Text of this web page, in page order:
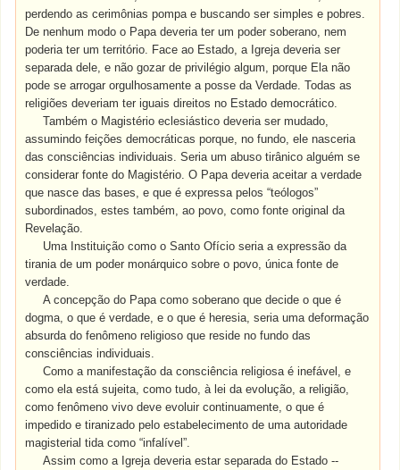
perdendo as cerimônias pompa e buscando ser simples e pobres.
De nenhum modo o Papa deveria ter um poder soberano, nem
poderia ter um território. Face ao Estado, a Igreja deveria ser
separada dele, e não gozar de privilégio algum, porque Ela não
pode se arrogar orgulhosamente a posse da Verdade. Todas as
religiões deveriam ter iguais direitos no Estado democrático.
Também o Magistério eclesiástico deveria ser mudado,
assumindo feições democráticas porque, no fundo, ele nasceria
das consciências individuais. Seria um abuso tirânico alguém se
considerar fonte do Magistério. O Papa deveria aceitar a verdade
que nasce das bases, e que é expressa pelos “teólogos”
subordinados, estes também, ao povo, como fonte original da
Revelação.
Uma Instituição como o Santo Ofício seria a expressão da
tirania de um poder monárquico sobre o povo, única fonte de
verdade.
A concepção do Papa como soberano que decide o que é
dogma, o que é verdade, e o que é heresia, seria uma deformação
absurda do fenômeno religioso que reside no fundo das
consciências individuais.
Como a manifestação da consciência religiosa é inefável, e
como ela está sujeita, como tudo, à lei da evolução, a religião,
como fenômeno vivo deve evoluir continuamente, o que é
impedido e tiranizado pelo estabelecimento de uma autoridade
magisterial tida como “infalível”.
Assim como a Igreja deveria estar separada do Estado --